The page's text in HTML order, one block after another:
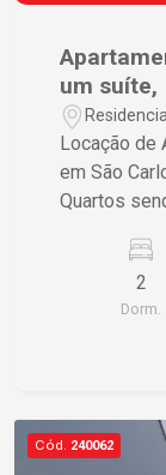
um suíte,
Locação de
em São Carlos/SP. O
Quartos sendo
Se estiver
mais
2
Dorm.
Cód. 240062